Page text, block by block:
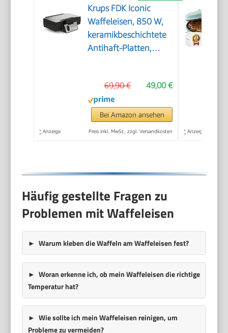
Krups FDK Iconic
Waffeleisen, 850 W,
keramikbeschichtete
Antihaft-Platten,
Aufbewahrung,
benutzerfreundlich,
Schwarz/Edelstahl,
FDK261
49,00 €
69,90 €
Bei Amazon ansehen
* Anzeige Preis inkl. MwSt., zzgl. Versandkosten * Anzeige
Häufig gestellte Fragen zu
Problemen mit Waffeleisen
Warum kleben die Waffeln am Waffeleisen fest?
Woran erkenne ich, ob mein Waffeleisen die richtige
Temperatur hat?
Wie sollte ich mein Waffeleisen reinigen, um
Probleme zu vermeiden?